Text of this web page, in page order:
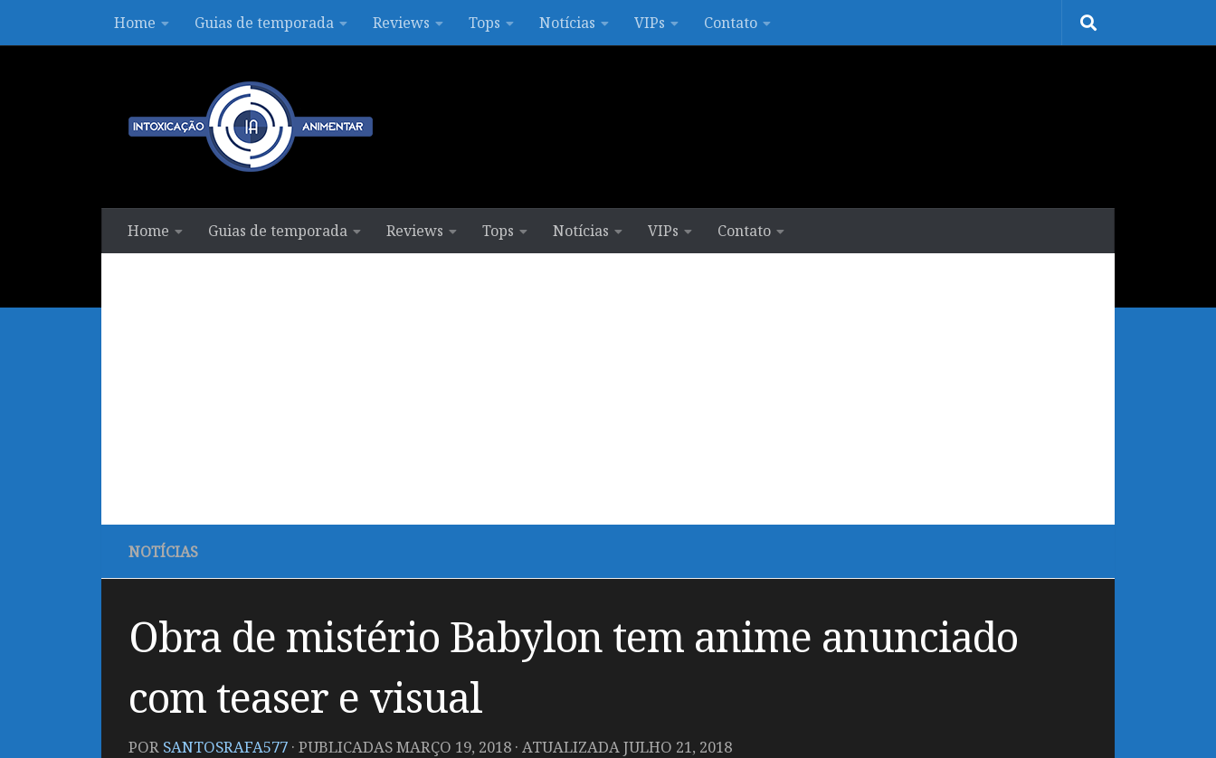
Skip to contentHome Guias de temporada Reviews Tops Notícias VIPs Contato
Home Guias de temporada Reviews Tops Notícias VIPs Contato
NOTÍCIAS
Obra de mistério Babylon tem anime anunciado
com teaser e visual
POR SANTOSRAFA577 · PUBLICADASMARÇO 19, 2018 · ATUALIZADAJULHO 21, 2018